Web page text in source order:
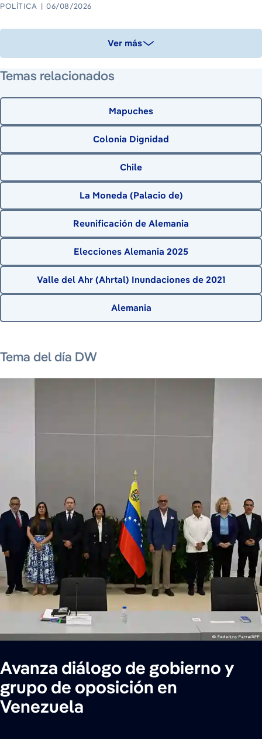
POLÍTICA 06/08/2026
Ver más
Temas relacionados
Mapuches
Colonia Dignidad
Chile
La Moneda (Palacio de)
Reunificación de Alemania
Elecciones Alemania 2025
Valle del Ahr (Ahrtal) Inundaciones de 2021
Alemania
Tema del día DW
Avanza diálogo de gobierno y
grupo de oposición en
Venezuela
7 de agosto de 2026